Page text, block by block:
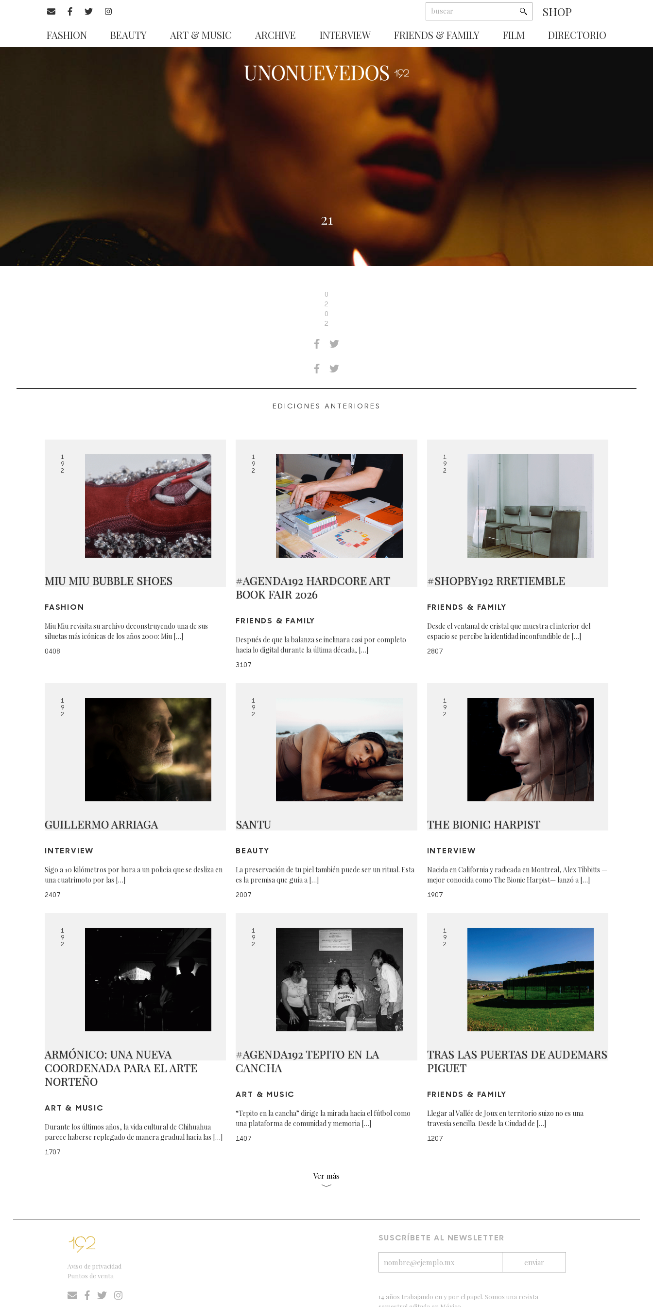
SHOP
FASHION BEAUTY ART & MUSIC ARCHIVE INTERVIEW FRIENDS & FAMILY FILM DIRECTORIO
21
0
2
0
2
EDICIONES ANTERIORES
1
9
2
MIU MIU BUBBLE SHOES
FASHION
Miu Miu revisita su archivo deconstruyendo una de sus
siluetas más icónicas de los años 2000: Miu […]
0408
1
9
2
#AGENDA192 HARDCORE ART
BOOK FAIR 2026
FRIENDS & FAMILY
Después de que la balanza se inclinara casi por completo
hacia lo digital durante la última década, […]
3107
1
9
2
#SHOPBY192 RRETIEMBLE
FRIENDS & FAMILY
Desde el ventanal de cristal que muestra el interior del
espacio se percibe la identidad inconfundible de […]
2807
1
9
2
GUILLERMO ARRIAGA
INTERVIEW
Sigo a 10 kilómetros por hora a un policía que se desliza en
una cuatrimoto por las […]
2407
1
9
2
SANTU
BEAUTY
La preservación de tu piel también puede ser un ritual. Esta
es la premisa que guía a […]
2007
1
9
2
THE BIONIC HARPIST
INTERVIEW
Nacida en California y radicada en Montreal, Alex Tibbitts —
mejor conocida como The Bionic Harpist— lanzó a […]
1907
1
9
2
ARMÓNICO: UNA NUEVA
COORDENADA PARA EL ARTE
NORTEÑO
ART & MUSIC
Durante los últimos años, la vida cultural de Chihuahua
parece haberse replegado de manera gradual hacia las […]
1707
1
9
2
#AGENDA192 TEPITO EN LA
CANCHA
ART & MUSIC
“Tepito en la cancha” dirige la mirada hacia el fútbol como
una plataforma de comunidad y memoria […]
1407
1
9
2
TRAS LAS PUERTAS DE AUDEMARS
PIGUET
FRIENDS & FAMILY
Llegar al Vallée de Joux en territorio suizo no es una
travesía sencilla. Desde la Ciudad de […]
1207
Ver más
Aviso de privacidad
Puntos de venta
SUSCRÍBETE AL NEWSLETTER
14 años trabajando en y por el papel. Somos una revista